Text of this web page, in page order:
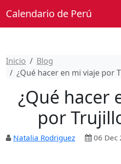
Calendario de Perú
Inicio
Blog
¿Qué hacer en mi viaje por
¿Qué hacer
por
Natalia Rodriguez 06 Dec